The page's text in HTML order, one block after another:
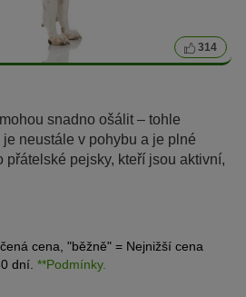
314
snadno ošálit – tohle
neustále v pohybu a je plné
přátelské pejsky, kteří jsou aktivní,
cena, "běžně" = Nejnižší cena
dní. **Podmínky.